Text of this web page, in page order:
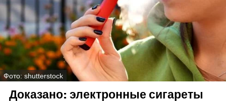
Фото: shutterstock
Доказано: электронные сигареты